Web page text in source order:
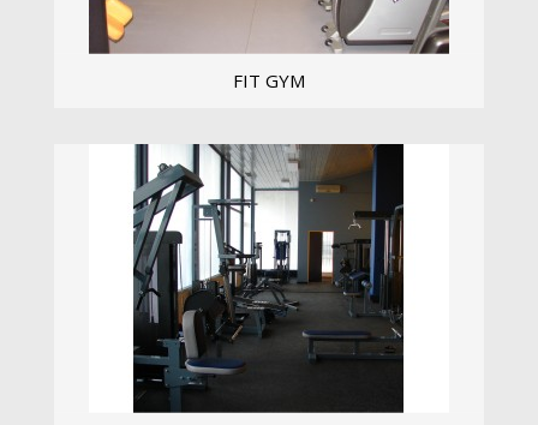
FIT GYM
Zobrazit více